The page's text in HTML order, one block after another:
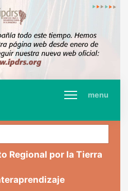
menu
Regional por la Tierra